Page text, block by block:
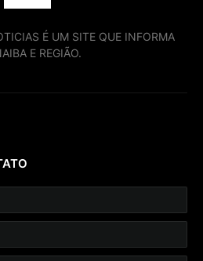
É UM SITE QUE INFORMA
E REGIÃO.